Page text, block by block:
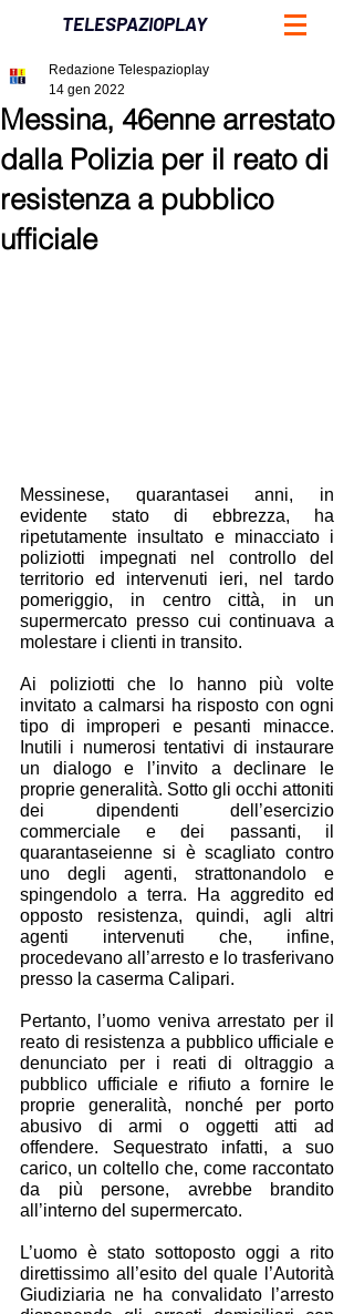
TELESPAZIOPLAY
Messina, 46enne arrestato
dalla Polizia per il reato di
resistenza a pubblico
ufficiale
Redazione Telespazioplay
14 gen 2022
Messinese, quarantasei anni, in
evidente stato di ebbrezza, ha
ripetutamente insultato e minacciato i
poliziotti impegnati nel controllo del
territorio ed intervenuti ieri, nel tardo
pomeriggio, in centro città, in un
supermercato presso cui continuava a
molestare i clienti in transito.
Ai poliziotti che lo hanno più volte
invitato a calmarsi ha risposto con ogni
tipo di improperi e pesanti minacce.
Inutili i numerosi tentativi di instaurare
un dialogo e l’invito a declinare le
proprie generalità. Sotto gli occhi attoniti
dei dipendenti dell’esercizio
commerciale e dei passanti, il
quarantaseienne si è scagliato contro
uno degli agenti, strattonandolo e
spingendolo a terra. Ha aggredito ed
opposto resistenza, quindi, agli altri
agenti intervenuti che, infine,
procedevano all’arresto e lo trasferivano
presso la caserma Calipari.
Pertanto, l’uomo veniva arrestato per il
reato di resistenza a pubblico ufficiale e
denunciato per i reati di oltraggio a
pubblico ufficiale e rifiuto a fornire le
proprie generalità, nonché per porto
abusivo di armi o oggetti atti ad
offendere. Sequestrato infatti, a suo
carico, un coltello che, come raccontato
da più persone, avrebbe brandito
all’interno del supermercato.
L’uomo è stato sottoposto oggi a rito
direttissimo all’esito del quale l’Autorità
Giudiziaria ne ha convalidato l’arresto